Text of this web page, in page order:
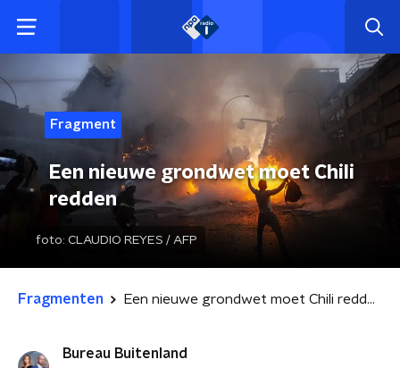
Fragment
Een nieuwe grondwet moet Chili
redden
foto: CLAUDIO REYES / AFP
Fragmenten Een nieuwe grondwet moet Chili redden
Bureau Buitenland